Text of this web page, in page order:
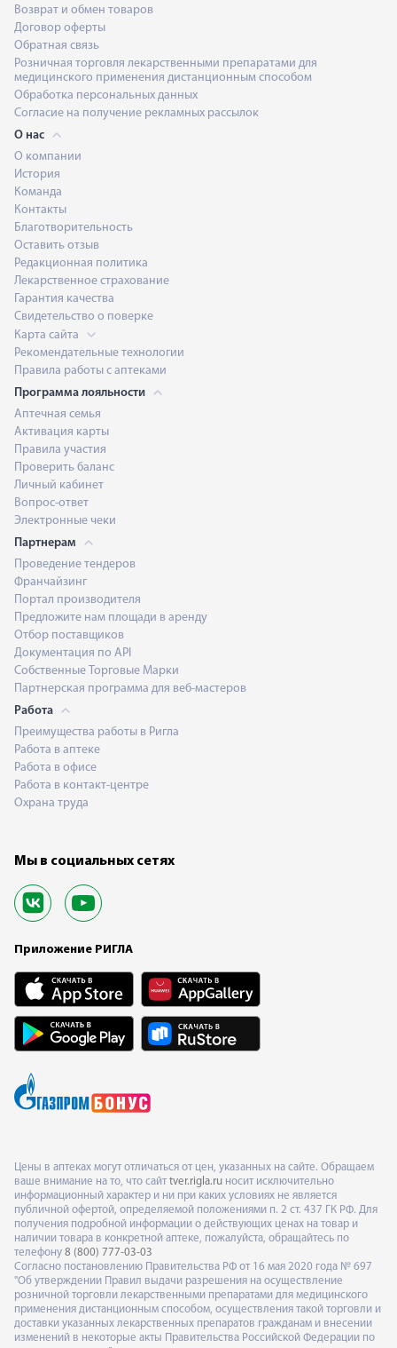
Возврат и обмен товаров
Договор оферты
Обратная связь
Розничная торговля лекарственными препаратами для
медицинского применения дистанционным способом
Обработка персональных данных
Согласие на получение рекламных рассылок
О нас
О компании
История
Команда
Контакты
Благотворительность
Оставить отзыв
Редакционная политика
Лекарственное страхование
Гарантия качества
Свидетельство о поверке
Карта сайта
Рекомендательные технологии
Правила работы с аптеками
Программа лояльности
Аптечная семья
Активация карты
Правила участия
Проверить баланс
Личный кабинет
Вопрос-ответ
Электронные чеки
Партнерам
Проведение тендеров
Франчайзинг
Портал производителя
Предложите нам площади в аренду
Отбор поставщиков
Документация по API
Собственные Торговые Марки
Партнерская программа для веб-мастеров
Работа
Преимущества работы в Ригла
Работа в аптеке
Работа в офисе
Работа в контакт-центре
Охрана труда
Мы в социальных сетях
Приложение РИГЛА
Цены в аптеках могут отличаться от цен, указанных на сайте. Обращаем
ваше внимание на то, что сайт tver.rigla.ru носит исключительно
информационный характер и ни при каких условиях не является
публичной офертой, определяемой положениями п. 2 ст. 437 ГК РФ. Для
получения подробной информации о действующих ценах на товар и
наличии товара в конкретной аптеке, пожалуйста, обращайтесь по
телефону 8 (800) 777-03-03
Согласно постановлению Правительства РФ от 16 мая 2020 года № 697
"Об утверждении Правил выдачи разрешения на осуществление
розничной торговли лекарственными препаратами для медицинского
применения дистанционным способом, осуществления такой торговли и
доставки указанных лекарственных препаратов гражданам и внесении
изменений в некоторые акты Правительства Российской Федерации по